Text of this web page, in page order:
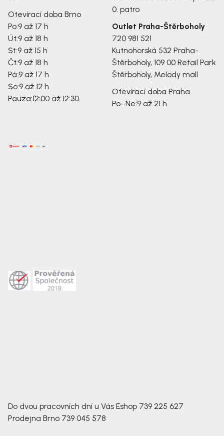
Otevírací doba Brno
Po:9 až 17 h
Út:9 až 18 h
St:9 až 15 h
Čt:9 až 18 h
Pá:9 až 17 h
So:9 až 12 h
Pauza:12:00 až 12:30
0. patro
Outlet Praha-Štěrboholy
720 981 521
Kutnohorská 532 Praha-
Štěrboholy, 109 00 Retail Park
Štěrboholy, Melody mall
Otevírací doba Praha
Po–Ne:9 až 21 h
Do dvou pracovních dní u Vás Eshop 739 225 627
Prodejna Brno 739 045 578